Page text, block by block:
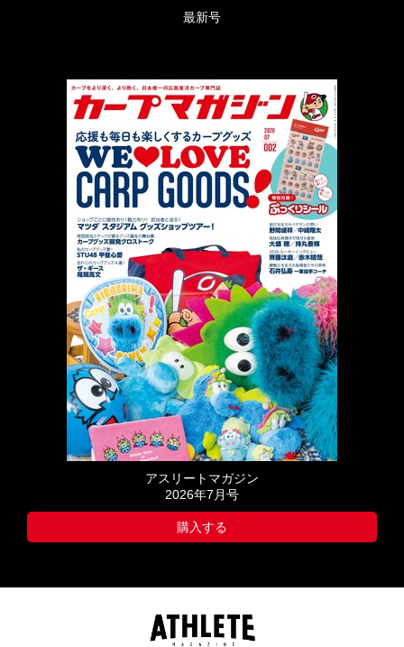
最新号
アスリートマガジン
2026年7月号
購入する